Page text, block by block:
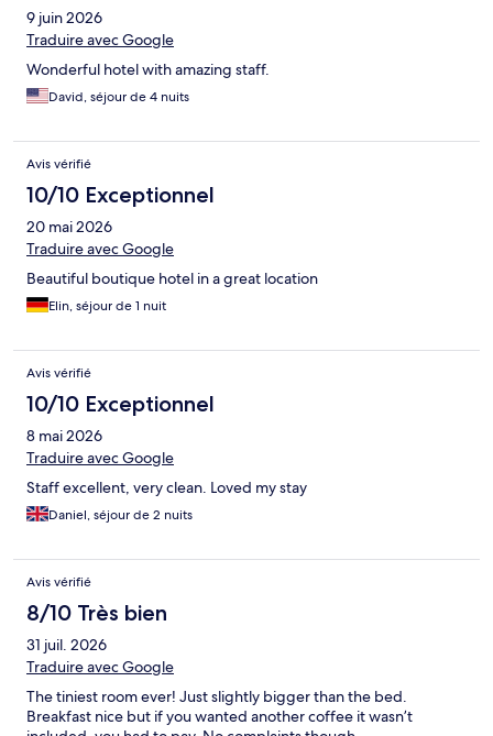
9 juin 2026
Traduire avec Google
Wonderful hotel with amazing staff.
David, séjour de 4 nuits
Avis vérifié
10/10 Exceptionnel
20 mai 2026
Traduire avec Google
Beautiful boutique hotel in a great location
Elin, séjour de 1 nuit
Avis vérifié
10/10 Exceptionnel
8 mai 2026
Traduire avec Google
Staff excellent, very clean. Loved my stay
Daniel, séjour de 2 nuits
Avis vérifié
8/10 Très bien
31 juil. 2026
Traduire avec Google
The tiniest room ever! Just slightly bigger than the bed.
Breakfast nice but if you wanted another coffee it wasn’t